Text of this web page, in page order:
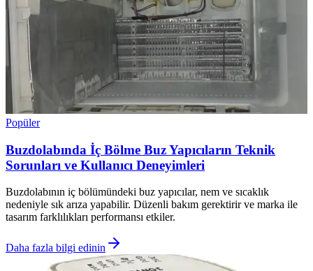
Popüler
Buzdolabında İç Bölme Buz Yapıcıların Teknik
Sorunları ve Kullanıcı Deneyimleri
Buzdolabının iç bölümündeki buz yapıcılar, nem ve sıcaklık
nedeniyle sık arıza yapabilir. Düzenli bakım gerektirir ve marka ile
tasarım farklılıkları performansı etkiler.
Daha fazla bilgi edinin